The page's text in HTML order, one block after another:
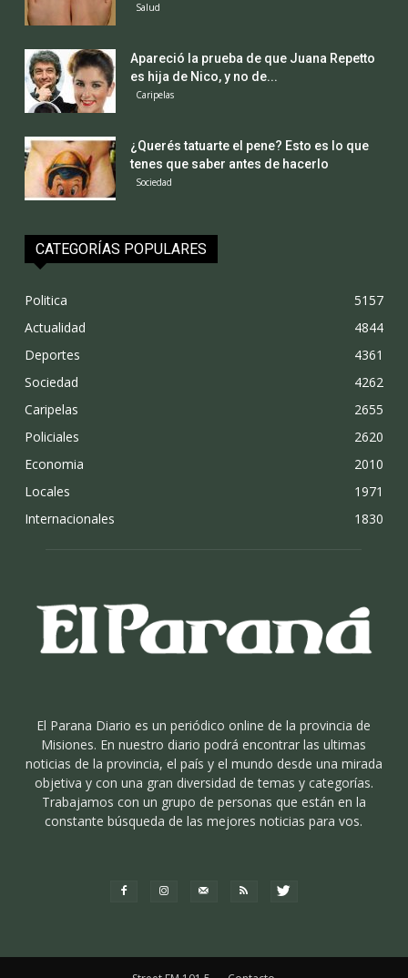
Salud
Apareció la prueba de que Juana Repetto
es hija de Nico, y no de...
Caripelas
¿Querés tatuarte el pene? Esto es lo que
tenes que saber antes de hacerlo
Sociedad
CATEGORÍAS POPULARES
Politica
5157
Actualidad
4844
Deportes
4361
Sociedad
4262
Caripelas
2655
Policiales
2620
Economia
2010
Locales
1971
Internacionales
1830
El Parana Diario es un periódico online de la provincia de
Misiones. En nuestro diario podrá encontrar las ultimas
noticias de la provincia, el país y el mundo desde una mirada
objetiva y con una gran diversidad de temas y categorías.
Trabajamos con un grupo de personas que están en la
constante búsqueda de las mejores noticias para vos.